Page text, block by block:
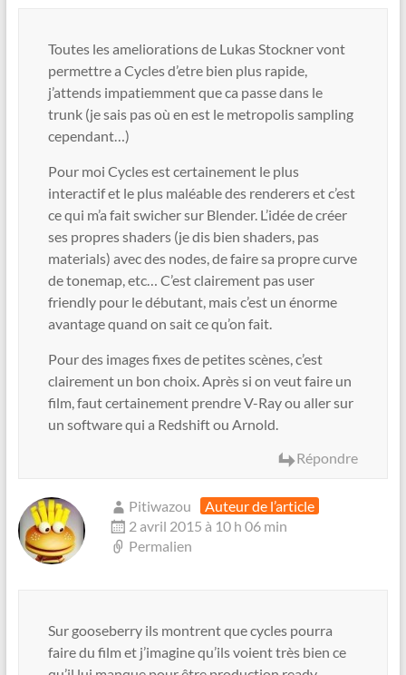
Toutes les ameliorations de Lukas Stockner vont
permettre a Cycles d’etre bien plus rapide,
j’attends impatiemment que ca passe dans le
trunk (je sais pas où en est le metropolis sampling
cependant…)
Pour moi Cycles est certainement le plus
interactif et le plus maléable des renderers et c’est
ce qui m’a fait swicher sur Blender. L’idée de créer
ses propres shaders (je dis bien shaders, pas
materials) avec des nodes, de faire sa propre curve
de tonemap, etc… C’est clairement pas user
friendly pour le débutant, mais c’est un énorme
avantage quand on sait ce qu’on fait.
Pour des images fixes de petites scènes, c’est
clairement un bon choix. Après si on veut faire un
film, faut certainement prendre V-Ray ou aller sur
un software qui a Redshift ou Arnold.
Répondre
Pitiwazou
Auteur de l’article
2 avril 2015 à 10 h 06 min
Permalien
Sur gooseberry ils montrent que cycles pourra
faire du film et j’imagine qu’ils voient très bien ce